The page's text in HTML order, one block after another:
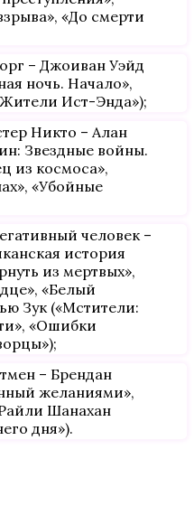
«До смерти
– Джоиван Уэйд
ночь. Начало»,
Ист-Энда»);
Никто – Алан
Звездные войны.
из космоса»,
«Убойные
человек –
история
из мертвых»,
«Белый
Зук («Мстители:
«Ошибки
– Брендан
желаниями»,
Шанахан
дня»).